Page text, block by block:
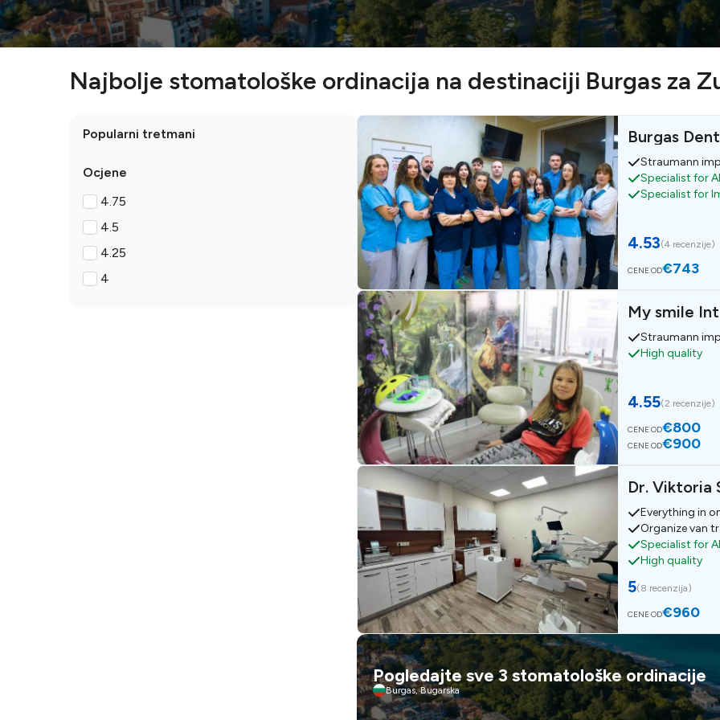
Najbolje stomatološke ordinacija na destinaciji Burgas za
Popularni tretmani
Ocjene
4.75
4.5
4.25
4
Burgas Dent
Straumann
Specialist for
Specialist for
4.53(4 recenzije)
CENE OD€743
My smile
Straumann
High quality
4.55(2 recenzije)
CENE OD€800
CENE OD€900
Dr. Viktoria
Everything in
Organize van
Specialist for
High quality
5(8 recenzija)
CENE OD€960
Pogledajte sve 3 stomatološke ordinacije
Burgas, Bugarska